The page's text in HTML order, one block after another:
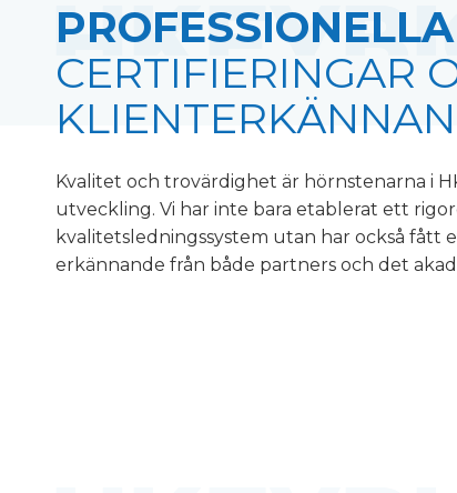
PROFESSIONELLA
CERTIFIERINGAR
Kvalitet och trovärdighet är hörnstenarna i
utveckling. Vi har inte bara etablerat ett
kvalitetsledningssystem utan har också fått
erkännande från både partners och det